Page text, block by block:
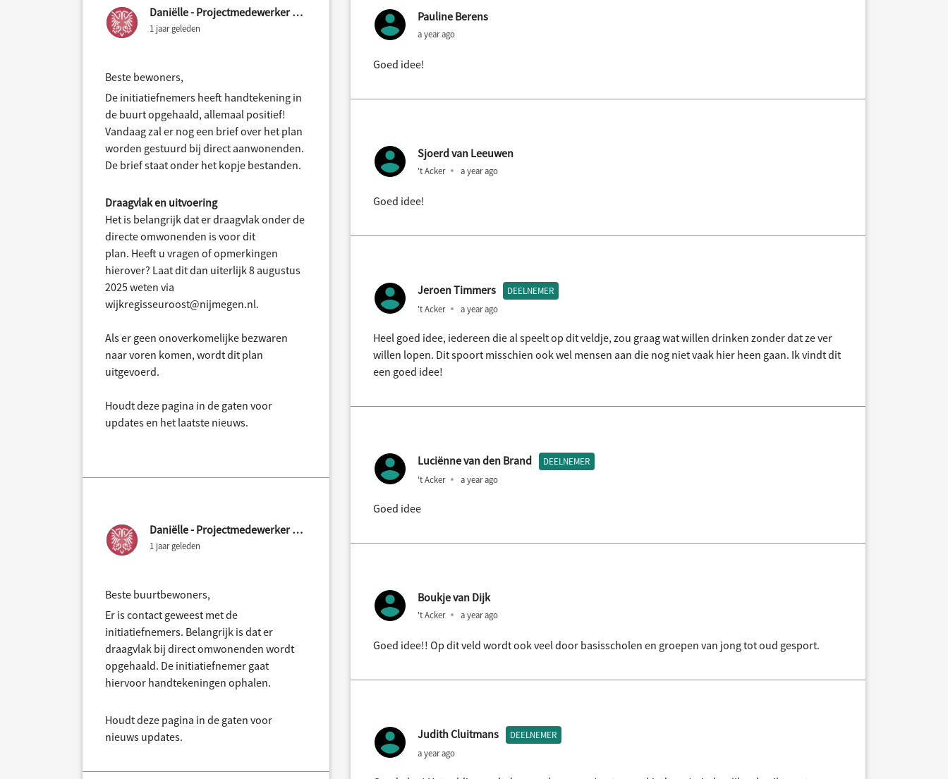
Daniëlle - Projectmedewerker Gemeente Nijmegen
1 jaar geleden
Beste bewoners,
De initiatiefnemers heeft handtekening in
de buurt opgehaald, allemaal positief!
Vandaag zal er nog een brief over het plan
worden gestuurd bij direct aanwonenden.
De brief staat onder het kopje bestanden.
Draagvlak en uitvoering
Het is belangrijk dat er draagvlak onder de
directe omwonenden is voor dit
plan. Heeft u vragen of opmerkingen
hierover? Laat dit dan uiterlijk 8 augustus
2025 weten via
wijkregisseuroost@nijmegen.nl.
Als er geen onoverkomelijke bezwaren
naar voren komen, wordt dit plan
uitgevoerd.
Houdt deze pagina in de gaten voor
updates en het laatste nieuws.
Daniëlle - Projectmedewerker Gemeente Nijmegen
1 jaar geleden
Beste buurtbewoners,
Er is contact geweest met de
initiatiefnemers. Belangrijk is dat er
draagvlak bij direct omwonenden wordt
opgehaald. De initiatiefnemer gaat
hiervoor handtekeningen ophalen.
Houdt deze pagina in de gaten voor
nieuws updates.
Pauline Berens
a year ago
Goed idee!
Sjoerd van Leeuwen
't Acker a year ago
Goed idee!
Jeroen Timmers DEELNEMER
't Acker a year ago
Heel goed idee, iedereen die al speelt op dit veldje, zou graag wat willen drinken zonder dat ze ver
willen lopen. Dit spoort misschien ook wel mensen aan die nog niet vaak hier heen gaan. Ik vindt dit
een goed idee!
Luciënne van den Brand DEELNEMER
't Acker a year ago
Goed idee
Boukje van Dijk
't Acker a year ago
Goed idee!! Op dit veld wordt ook veel door basisscholen en groepen van jong tot oud gesport.
Judith Cluitmans DEELNEMER
a year ago